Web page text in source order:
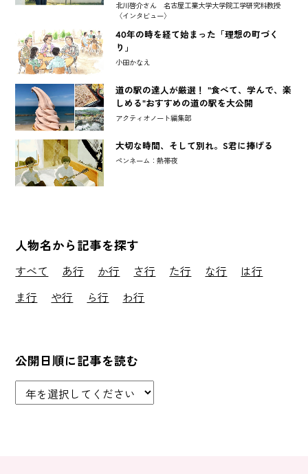
北川啓介さん 名古屋工業大学大学院工学研究科教授
〈インタビュー〉
40年の時を経て始まった「理想の町づく
り」
小田かなえ
道の駅の達人が厳選！ "食べて、学んで、楽
しめる"おすすめの道の駅を大公開
アクティオノート編集部
大切な時間、そして別れ。S君に捧げる
ペンネーム：熱帯夜
人物名から記事を探す
すべて あ行 か行 さ行 た行 な行
は行
ま行
や行 ら行 わ行
公開日順に記事を読む